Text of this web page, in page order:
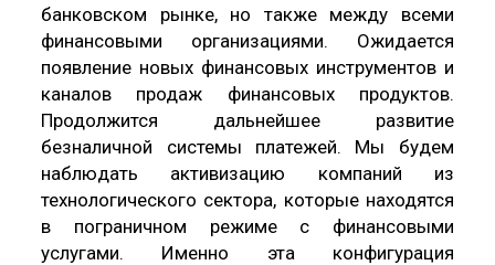
банковском рынке, но также между всеми
финансовыми организациями. Ожидается
появление новых финансовых инструментов и
каналов продаж финансовых продуктов.
Продолжится дальнейшее развитие
безналичной системы платежей. Мы будем
наблюдать активизацию компаний из
технологического сектора, которые находятся
в пограничном режиме с финансовыми
услугами. Именно эта конфигурация